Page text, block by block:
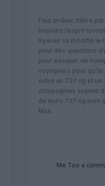
Faut arrêter d’être
toujours l’esprit
Ryanair va modifié le
pour des questions
pour essayer de
voyageurs pour
entre un 737 ng et
compagnies avaient
de leurs 737 ng bien
Max .
Me Too a